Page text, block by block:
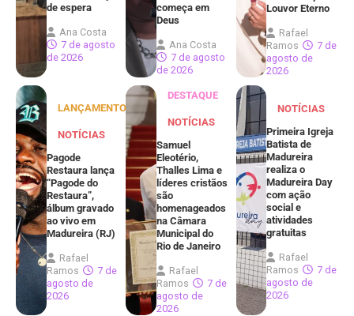
de espera
Ana Costa
7 de agosto
de 2026
começa em
Deus
Ana Costa
7 de agosto
de 2026
Louvor Eterno
Rafael
Ramos
7 de
agosto de
2026
LANÇAMENTOS
NOTÍCIAS
Pagode
Restaura lança
“Pagode do
Restaura”,
álbum gravado
ao vivo em
Madureira (RJ)
Rafael
Ramos
7 de
agosto de
2026
DESTAQUE
NOTÍCIAS
Samuel
Eleotério,
Thalles Lima e
líderes cristãos
são
homenageados
na Câmara
Municipal do
Rio de Janeiro
Rafael
Ramos
7 de
agosto de
2026
NOTÍCIAS
Primeira Igreja
Batista de
Madureira
realiza o
Madureira Day
com ação
social e
atividades
gratuitas
Rafael
Ramos
7 de
agosto de
2026